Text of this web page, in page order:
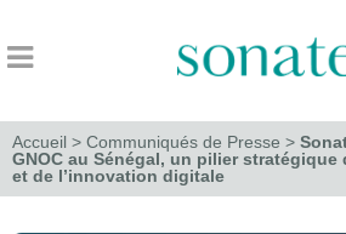
Accueil > Communiqués de Presse >
GNOC au Sénégal, un pilier stratégique
et de l’innovation digitale